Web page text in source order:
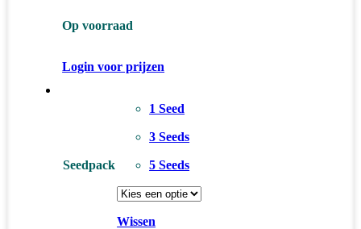
Op voorraad
Login voor prijzen
Seedpack
1 Seed
3 Seeds
5 Seeds
Wissen